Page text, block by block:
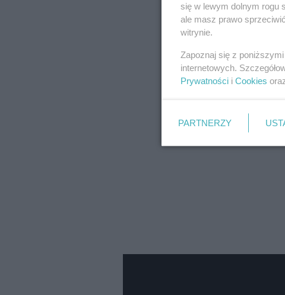
się w lewym dolnym rogu
ale masz prawo
witrynie.
Zapoznaj się z
internetowych.
Prywatności i Cookies
PARTNERZY